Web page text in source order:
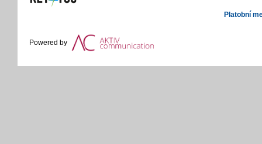
Powered by
Platobní